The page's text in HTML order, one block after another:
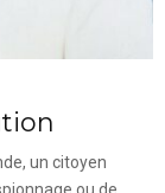
un citoyen
ou de